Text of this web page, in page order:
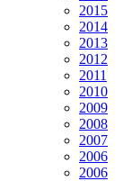
2015
2014
2013
2012
2011
2010
2009
2008
2007
2006
2006